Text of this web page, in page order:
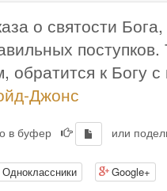
о святости
поступков.
обратится к Богу
Джонс
в буфер или
Одноклассники Google+